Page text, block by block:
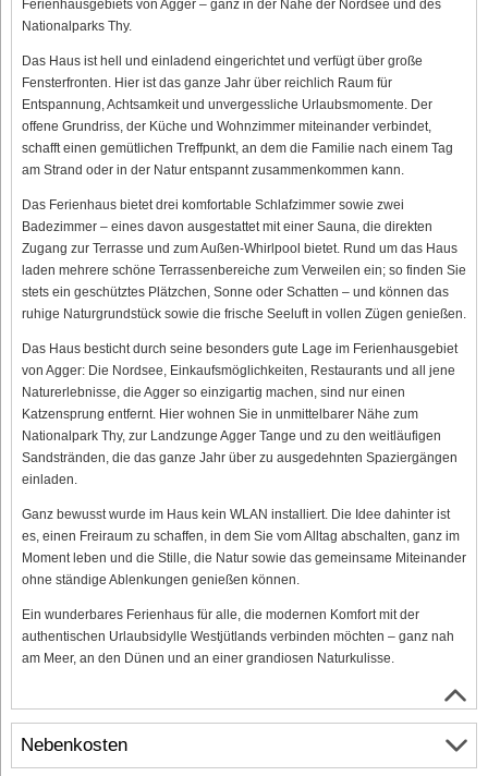
Ferienhausgebiets von Agger – ganz in der Nähe der Nordsee und des
Nationalparks Thy.
Das Haus ist hell und einladend eingerichtet und verfügt über große
Fensterfronten. Hier ist das ganze Jahr über reichlich Raum für
Entspannung, Achtsamkeit und unvergessliche Urlaubsmomente. Der
offene Grundriss, der Küche und Wohnzimmer miteinander verbindet,
schafft einen gemütlichen Treffpunkt, an dem die Familie nach einem Tag
am Strand oder in der Natur entspannt zusammenkommen kann.
Das Ferienhaus bietet drei komfortable Schlafzimmer sowie zwei
Badezimmer – eines davon ausgestattet mit einer Sauna, die direkten
Zugang zur Terrasse und zum Außen-Whirlpool bietet. Rund um das Haus
laden mehrere schöne Terrassenbereiche zum Verweilen ein; so finden Sie
stets ein geschütztes Plätzchen, Sonne oder Schatten – und können das
ruhige Naturgrundstück sowie die frische Seeluft in vollen Zügen genießen.
Das Haus besticht durch seine besonders gute Lage im Ferienhausgebiet
von Agger: Die Nordsee, Einkaufsmöglichkeiten, Restaurants und all jene
Naturerlebnisse, die Agger so einzigartig machen, sind nur einen
Katzensprung entfernt. Hier wohnen Sie in unmittelbarer Nähe zum
Nationalpark Thy, zur Landzunge Agger Tange und zu den weitläufigen
Sandstränden, die das ganze Jahr über zu ausgedehnten Spaziergängen
einladen.
Ganz bewusst wurde im Haus kein WLAN installiert. Die Idee dahinter ist
es, einen Freiraum zu schaffen, in dem Sie vom Alltag abschalten, ganz im
Moment leben und die Stille, die Natur sowie das gemeinsame Miteinander
ohne ständige Ablenkungen genießen können.
Ein wunderbares Ferienhaus für alle, die modernen Komfort mit der
authentischen Urlaubsidylle Westjütlands verbinden möchten – ganz nah
am Meer, an den Dünen und an einer grandiosen Naturkulisse.
Nebenkosten